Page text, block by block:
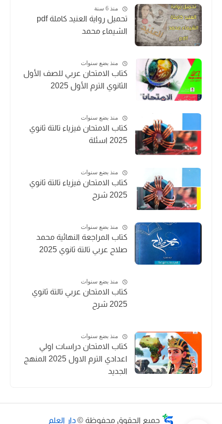
منذ 6 سنة
تحميل رواية العنيد كاملة pdf
الشيماء محمد
منذ بضع سنوات
كتاب الامتحان عربي للصف الأول
الثانوي الترم الأول 2025
منذ بضع سنوات
كتاب الامتحان فيزياء تالتة ثانوي
2025 اسئلة
منذ بضع سنوات
كتاب الامتحان فيزياء تالتة ثانوي
2025 شرح
منذ بضع سنوات
كتاب المراجعة النهائية محمد
صلاح عربي تالتة ثانوي 2025
منذ بضع سنوات
كتاب الامتحان عربي تالتة ثانوي
2025 شرح
منذ بضع سنوات
كتاب الامتحان دراسات اولي
اعدادي الترم الاول 2025 المنهج
الجديد
جميع الحقوق محفوظة © دار العلم